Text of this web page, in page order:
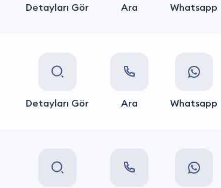
Detayları Gör Ara Whatsapp
Detayları Gör Ara Whatsapp